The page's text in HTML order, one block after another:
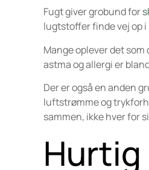
Fugt giver grobund for
lugtstoffer finde vej op
Mange oplever det
astma og allergi er
Der er også en anden
luftstrømme og
sammen, ikke hver for
Hurtig